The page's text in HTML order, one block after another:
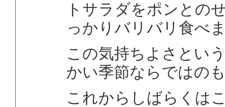
トサラダをポンとの
っかりバリバリ食べ
この気持ちよさとい
かい季節ならではの
これからしばらくは